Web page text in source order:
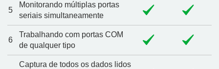
5
Monitorando múltiplas portas
seriais simultaneamente
6
Trabalhando com portas COM
de qualquer tipo
Captura de todos os dados lidos